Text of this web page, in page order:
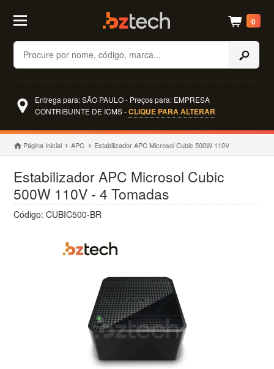
Buscar
0
Entrega para: SÃO PAULO - Preços para: EMPRESA
CONTRIBUINTE DE ICMS -CLIQUE PARA ALTERAR
Página Inicial APC Estabilizador APC Microsol Cubic 500W 110V
Estabilizador APC Microsol Cubic
500W 110V - 4 Tomadas
Código: CUBIC500-BR